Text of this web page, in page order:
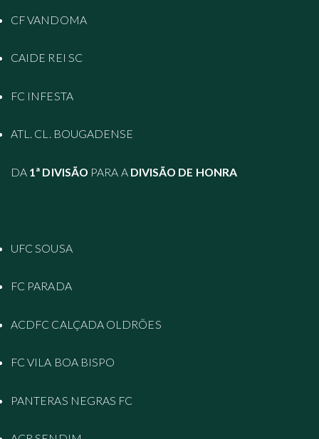
CF VANDOMA
CAIDE REI SC
FC INFESTA
ATL. CL. BOUGADENSE
DA 1ª DIVISÃO PARA A DIVISÃO DE HONRA
UFC SOUSA
FC PARADA
ACDFC CALÇADA OLDRÕES
FC VILA BOA BISPO
PANTERAS NEGRAS FC